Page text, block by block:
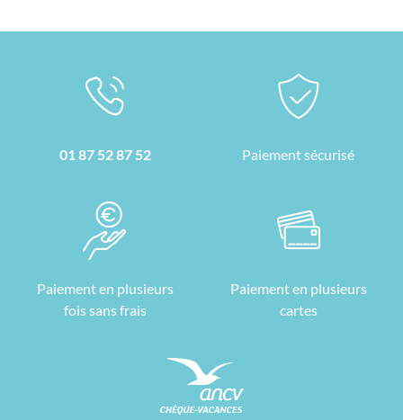
01 87 52 87 52 Paiement sécurisé
Paiement en plusieurs
fois sans frais
Paiement en plusieurs
cartes